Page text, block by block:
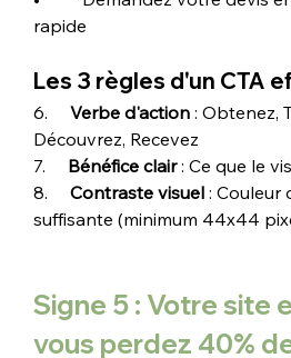
rapide
Les 3 règles d'un CTA
6. Verbe d'action : Obtenez,
Découvrez, Recevez
7. Bénéfice clair : Ce que le
8. Contraste visuel : Couleur
suffisante (minimum 44x44
Signe 5 : Votre site
vous perdez 40%